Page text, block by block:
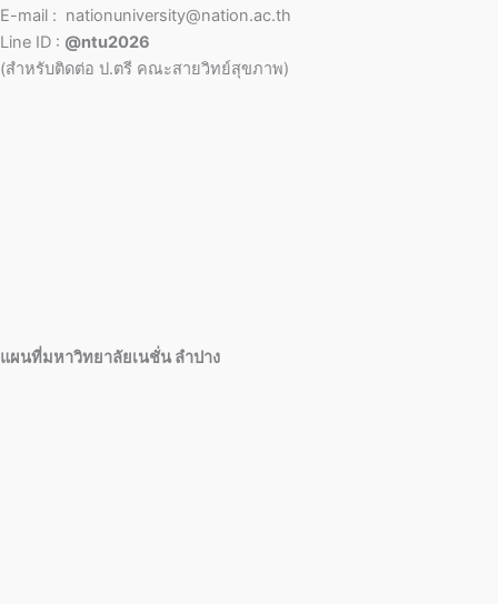
E-mail : nationuniversity@nation.ac.th
Line ID : @ntu2026
(สำหรับติดต่อ ป.ตรี คณะสายวิทย์สุขภาพ)
แผนที่มหาวิทยาลัยเนชั่น ลำปาง